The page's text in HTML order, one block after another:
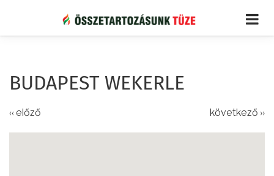
tartalomra
BUDAPEST WEKERLE
‹‹ előző következő ››